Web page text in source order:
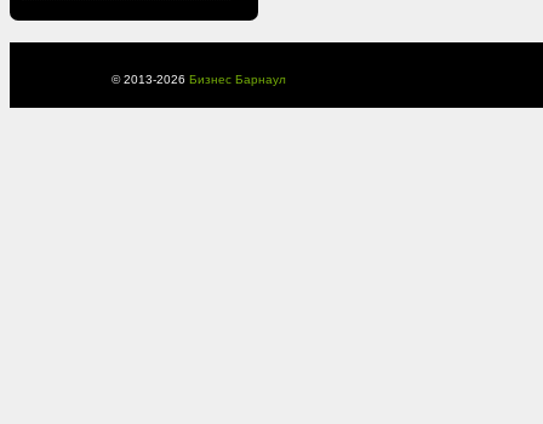
© 2013-2026 Бизнес Барнаул